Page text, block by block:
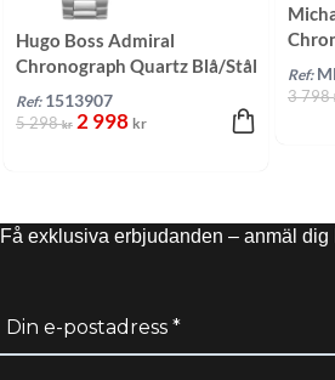
Hugo Boss Admiral
Chronograph Quartz Blå/Stål
46 mm
Ref: 1513907
5 298kr 2 998 kr
mm
Ref:
3 798
Få exklusiva erbjudanden – anmäl dig